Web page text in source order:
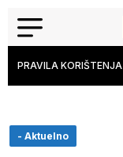
PRAVILA KORIŠTENJA
- Aktuelno